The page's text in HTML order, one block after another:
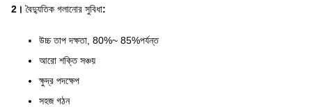
2। বৈদ্যুতিক গলানোর সুবিধা:
উচ্চ তাপ দক্ষতা, 80%~ 85%পর্যন্ত
আরো শক্তি সঞ্চয়
ক্ষুদ্র পদক্ষেপ
সহজ গঠন